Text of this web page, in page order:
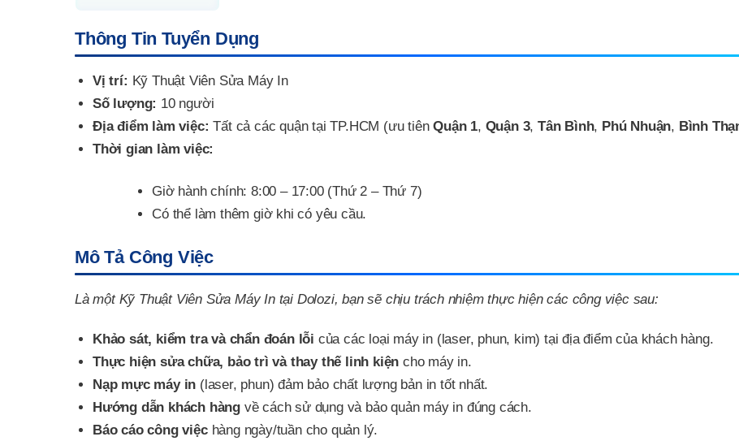
Thông Tin Tuyển Dụng
Vị trí: Kỹ Thuật Viên Sửa Máy In
Số lượng: 10 người
Địa điểm làm việc: Tất cả các quận tại TP.HCM (ưu tiênQuận 1, Quận 3, Tân Bình, Phú Nhuận, Bình
Thời gian làm việc:
Giờ hành chính: 8:00 – 17:00 (Thứ 2 – Thứ 7)
Có thể làm thêm giờ khi có yêu cầu.
Mô Tả Công Việc
Là một Kỹ Thuật Viên Sửa Máy In tại Dolozi, bạn sẽ chịu trách nhiệm thực hiện các công việc sau:
Khảo sát, kiểm tra và chẩn đoán lỗi của các loại máy in (laser, phun, kim) tại địa điểm của khách hàng.
Thực hiện sửa chữa, bảo trì và thay thế linh kiện cho máy in.
Nạp mực máy in (laser, phun) đảm bảo chất lượng bản in tốt nhất.
Hướng dẫn khách hàng về cách sử dụng và bảo quản máy in đúng cách.
Báo cáo công việchàng ngày/tuần cho quản lý.